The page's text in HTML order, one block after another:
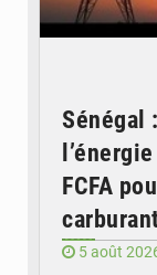
Sénégal
FCFA
5 août